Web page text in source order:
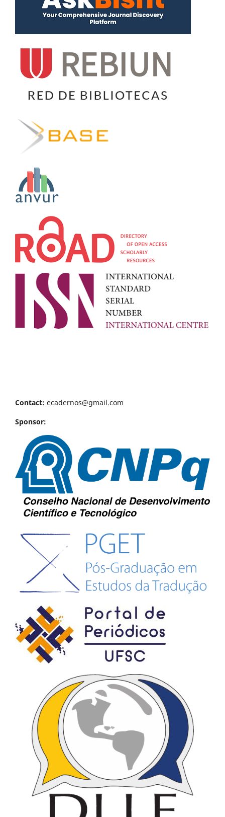
Contact: ecadernos@gmail.com
Sponsor: